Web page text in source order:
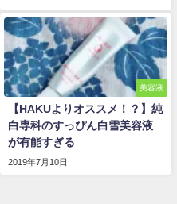
美容液
【HAKUよりオススメ！？】純
白専科のすっぴん白雪美容液
が有能すぎる
2019年7月10日